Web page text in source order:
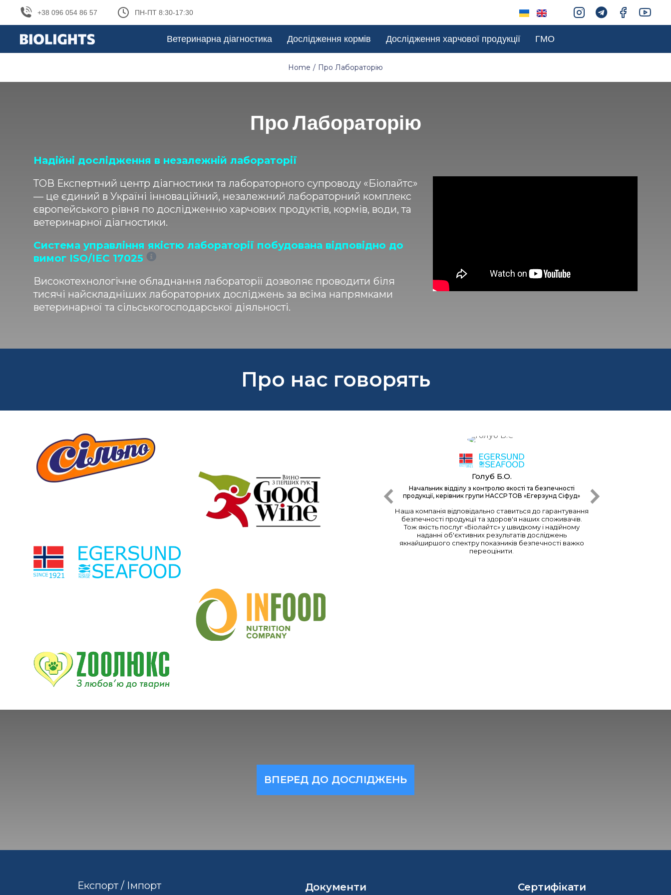
+38 096 054 86 57 ПН-ПТ 8:30-17:30
Ветеринарна діагностика Дослідження кормів Дослідження харчової продукції ГМО
Home Про Лабораторію
Про Лабораторію
Надійні дослідження в незалежній лабораторії
ТОВ Експертний центр діагностики та лабораторного супроводу «Біолайтс»
— це єдиний в Україні інноваційний, незалежний лабораторний комплекс
європейського рівня по дослідженню харчових продуктів, кормів, води, та
ветеринарної діагностики.
Система управління якістю лабораторії побудована відповідно до
вимог ISO/IEC 17025
Високотехнологічне обладнання лабораторії дозволяє проводити біля
тисячі найскладніших лабораторних досліджень за всіма напрямками
ветеринарної та сільськогосподарської діяльності.
Про нас говорять
Олексій Володимирович Льодін
Головний лікар мережі ветеринарних клінік "Зоолюкс"
Отличная лаборатория и специалисты! Все
преимущества долго перечислять, но основными для
нас являются следующие: наличие обратной связи,
компетентный персонал, открытость к сотрудничеству,
возможности в диагностике многих болезней у наших
Голуб Б.О.
Начальник відділу з контролю якості та безпечності
продукції, керівник групи НАССР ТОВ «Егерзунд Сіфуд»
Наша компанія відповідально ставиться до гарантування
безпечності продукції та здоров'я наших споживачів.
Тож якість послуг «Біолайтс» у швидкому і надійному
наданні об'єктивних результатів досліджень
якнайширшого спектру показників безпечності важко
переоцінити.
ВПЕРЕД ДО ДОСЛІДЖЕНЬ
Експорт / Імпорт Документи Сертифікати